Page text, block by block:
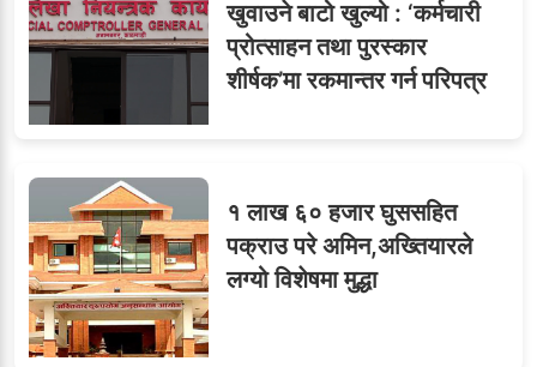
टिप्स
७
८जुनियरलाई दोहोरो जिम्मेवारी,
मन्त्रालयभित्र असन्तुष्टि
खुवाउने बाटो खुल्यो : ‘कर्मचारी
प्रोत्साहन तथा पुरस्कार
शीर्षक’मा रकमान्तर गर्न परिपत्र
१ लाख ६० हजार घुससहित
पक्राउ परे अमिन,अख्तियारले
लग्यो विशेषमा मुद्धा